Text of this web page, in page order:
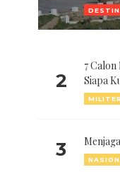
2
7
Siapa
MILITER
3